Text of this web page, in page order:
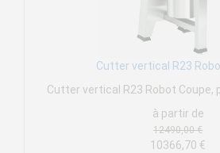
Cutter vertical R23
Cutter vertical R23 Robot Coupe,
à partir de
12490,00 €
10366,70 €